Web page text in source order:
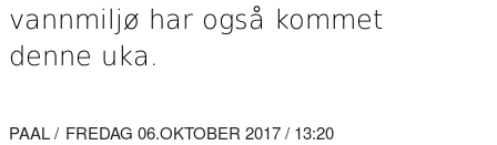
vannmiljø har også kommet
denne uka.
PAAL FREDAG 06.OKTOBER 2017 / 13:20